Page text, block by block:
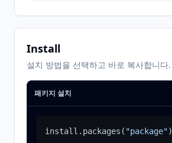
Install
설치 방법을 선택하고 바로 복사합니다.
패키지 설치
install.packages ( "package")